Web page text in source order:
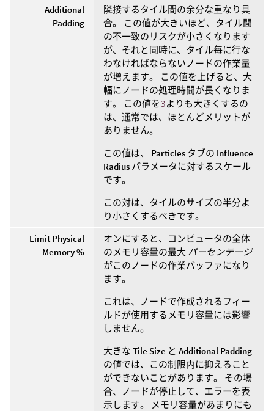
Additional
Padding
隣接するタイル間の余分な重なり具
合。 この値が大きいほど、タイル間
の不一致のリスクが小さくなります
が、それと同時に、タイル毎に行な
わなければならないノードの作業量
が増えます。 この値を上げると、大
幅にノードの処理時間が長くなりま
す。 この値を3よりも大きくするの
は、通常では、ほとんどメリットが
ありません。
この値は、 Particles タブの Influence
Radius パラメータに対するスケール
です。
この対は、タイルのサイズの半分よ
り小さくするべきです。
Limit Physical
Memory %
オンにすると、コンピュータの全体
のメモリ容量の最大 パーセンテージ
がこのノードの作業バッファになり
ます。
これは、ノードで作成されるフィー
ルドが使用するメモリ容量には影響
しません。
大きな Tile Size と Additional Padding
の値では、この制限内に抑えること
ができないことがあります。 その場
合、ノードが停止して、エラーを表
示します。 メモリ容量があまりにも